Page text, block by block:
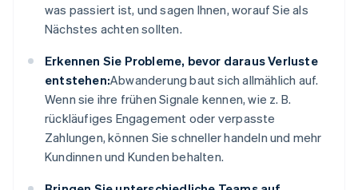
was passiert ist, und sagen Ihnen, worauf Sie als
Nächstes achten sollten.
Erkennen Sie Probleme, bevor daraus Verluste
entstehen:Abwanderung baut sich allmählich auf.
Wenn sie ihre frühen Signale kennen, wie z. B.
rückläufiges Engagement oder verpasste
Zahlungen, können Sie schneller handeln und mehr
Kundinnen und Kunden behalten.